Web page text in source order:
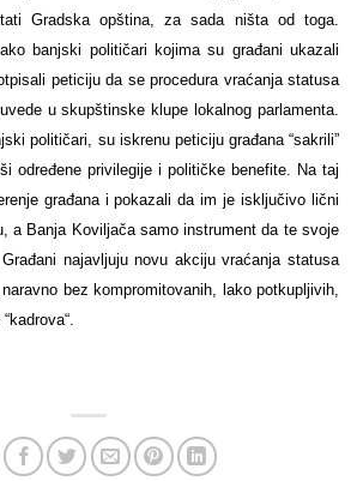
Gradska opština, za sada ništa od toga.
banjski političari kojima su građani ukazali
peticiju da se procedura vraćanja statusa
u skupštinske klupe lokalnog parlamenta.
političari, su iskrenu peticiju građana “sakrili”
određene privilegije i političke benefite. Na taj
građana i pokazali da im je isključivo lični
a Banja Koviljača samo instrument da te svoje
najavljuju novu akciju vraćanja statusa
bez kompromitovanih, lako potkupljivih,